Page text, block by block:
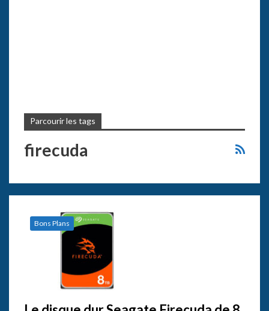
Parcourir les tags
firecuda
Bons Plans